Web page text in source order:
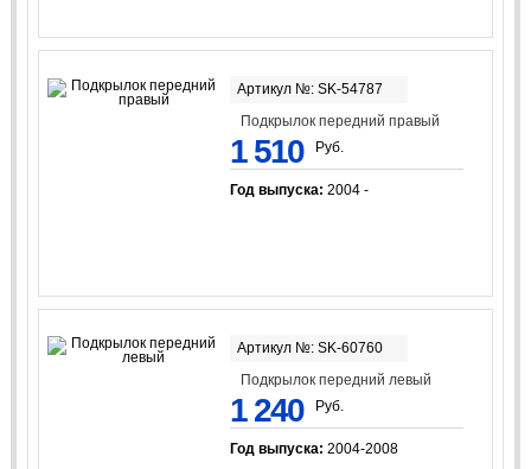
Артикул №: SK-54787
Подкрылок передний правый
1 510 Руб.
Год выпуска: 2004 -
Артикул №: SK-60760
Подкрылок передний левый
1 240 Руб.
Год выпуска: 2004-2008